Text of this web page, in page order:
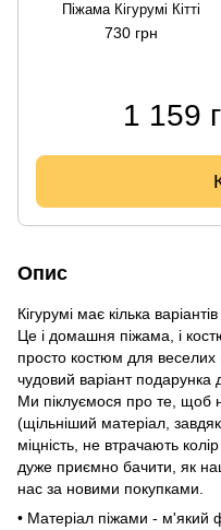
Піжама Кігурумі Кітті
730 грн
1 159
Опис
Кігурумі має кілька
Це і домашня піжама, і
просто костюм для веселих
чудовий варіант подарунка
Ми піклуємося про те, щоб
(щільніший матеріал,
міцність, не втрачають
дуже приємно бачити, як
нас за новими покупками.
• Матеріал піжами - м'який